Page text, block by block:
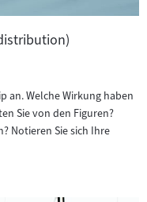
an. Welche Wirkung haben
Sie von den Figuren?
Notieren Sie sich Ihre